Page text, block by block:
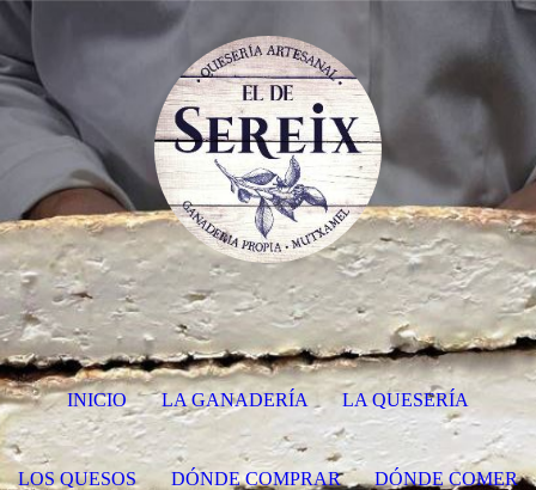
INICIO LA GANADERÍA LA QUESERÍA
LOS QUESOS DÓNDE COMPRAR DÓNDE COMER